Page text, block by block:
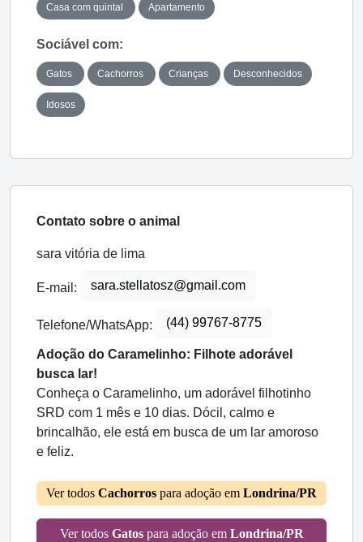
Casa com quintal Apartamento
Sociável com:
Gatos Cachorros Crianças Desconhecidos
Idosos
Contato sobre o animal
sara vitória de lima
E-mail: sara.stellatosz@gmail.com
Telefone/WhatsApp: (44) 99767-8775
Adoção do Caramelinho: Filhote adorável
busca lar!
Conheça o Caramelinho, um adorável filhotinho
SRD com 1 mês e 10 dias. Dócil, calmo e
brincalhão, ele está em busca de um lar amoroso
e feliz.
Ver todos Cachorros para adoção em Londrina/PR
Ver todos Gatospara adoção em Londrina/PR